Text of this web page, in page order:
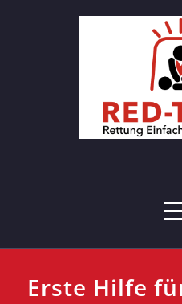
Erste Hilfe